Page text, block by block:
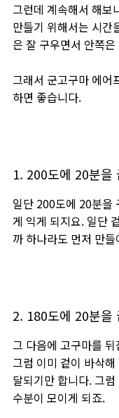
그런데 계속해서 해보
만들기 위해서는 시간
은 잘 구우면서 안쪽
그래서 군고구마 에어
하면 좋습니다.
1. 200도에 20분을
일단 200도에 20분을
게 익게 되지요. 일단
까 하나라도 먼저 만
2. 180도에 20분을
그 다음에 고구마를
그럼 이미 겉이 바삭
달되기만 합니다. 그
수분이 모이게 되죠.